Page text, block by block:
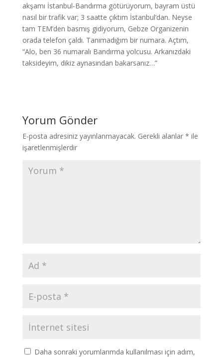
akşamı İstanbul-Bandırma götürüyorum, bayram üstü
nasıl bir trafik var; 3 saatte çıktım İstanbul’dan. Neyse
tam TEM’den basmış gidiyorum, Gebze Organizenin
orada telefon çaldı. Tanımadığım bir numara. Açtım,
“Alo, ben 36 numaralı Bandırma yolcusu. Arkanızdaki
taksideyim, dikiz aynasından bakarsanız…”
Yorum Gönder
E-posta adresiniz yayınlanmayacak. Gerekli alanlar * ile
işaretlenmişlerdir
Daha sonraki yorumlarımda kullanılması için adım,